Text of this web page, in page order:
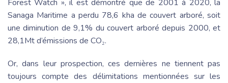
Forest Watch », il est démontré que de 2001 à 2020, la
Sanaga Maritime a perdu 78,6 kha de couvert arboré, soit
une diminution de 9,1% du couvert arboré depuis 2000, et
28,1Mt d’émissions de CO₂.
Or, dans leur prospection, ces dernières ne tiennent pas
toujours compte des délimitations mentionnées sur les